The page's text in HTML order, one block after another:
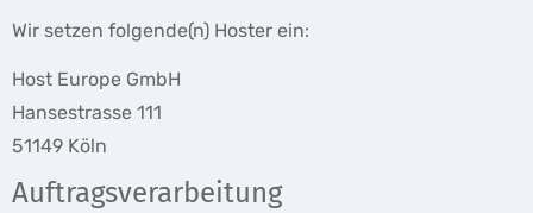
Wir setzen folgende(n) Hoster ein:
Host Europe GmbH
Hansestrasse 111
51149 Köln
Auftragsverarbeitung